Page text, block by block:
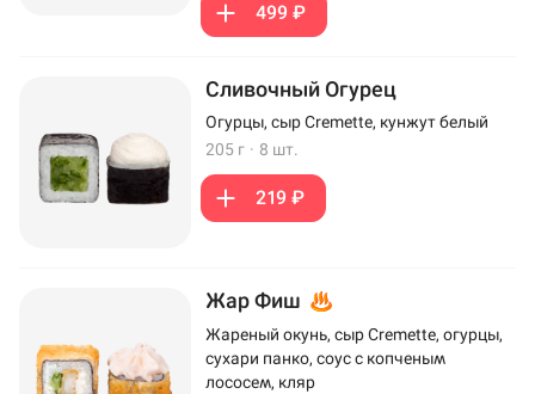
499 ₽
Сливочный Огурец
Огурцы, сыр Cremette, кунжут белый
205 г · 8 шт.
219 ₽
Жар Фиш
Жареный окунь, сыр Cremette, огурцы,
сухари панко, соус с копченым
лососем, кляр